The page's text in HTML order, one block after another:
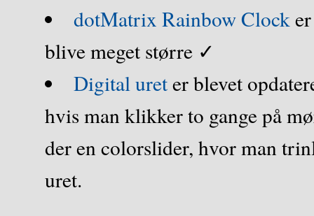
dotMatrix Rainbow Clocker
blive meget større ✓
Digital ureter blevet
hvis man klikker to gange på
der en colorslider, hvor man
uret.